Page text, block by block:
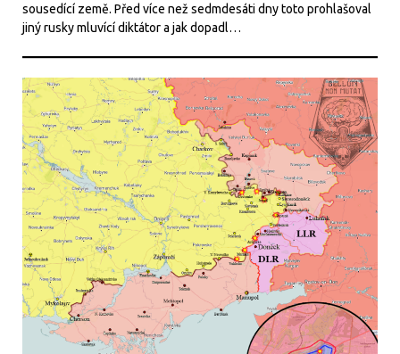
sousedící země. Před více než sedmdesáti dny toto prohlašoval
jiný rusky mluvící diktátor a jak dopadl…